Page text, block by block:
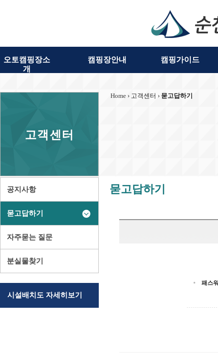
오토캠핑장소
개
캠핑장안내 캠핑가이드
Home › 고객센터 › 묻고답하기
고객센터
공지사항
묻고답하기
자주묻는 질문
분실물찾기
시설배치도 자세히보기
묻고답하기
패스